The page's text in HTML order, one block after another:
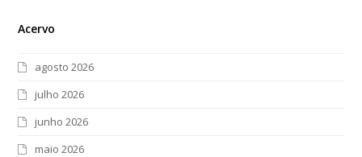
Acervo
agosto 2026
julho 2026
junho 2026
maio 2026